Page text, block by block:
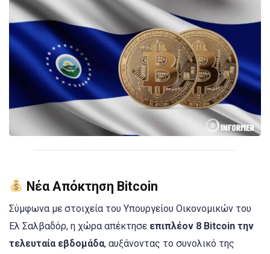
Νέα Απόκτηση Bitcoin
Σύμφωνα με στοιχεία του Υπουργείου Οικονομικών του
Ελ Σαλβαδόρ, η χώρα απέκτησε επιπλέον 8 Bitcoin την
τελευταία εβδομάδα, αυξάνοντας το συνολικό της